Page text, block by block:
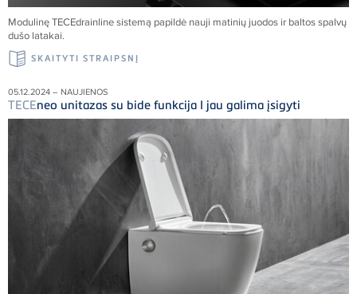
ModulinęTECEdrainline sistemą papildė nauji matinių juodos ir baltos spalvų
dušo latakai.
SKAITYTI STRAIPSNĮ
05.12.2024 – NAUJIENOS
TECEneo unitazas su bide funkcija I jau galima įsigyti